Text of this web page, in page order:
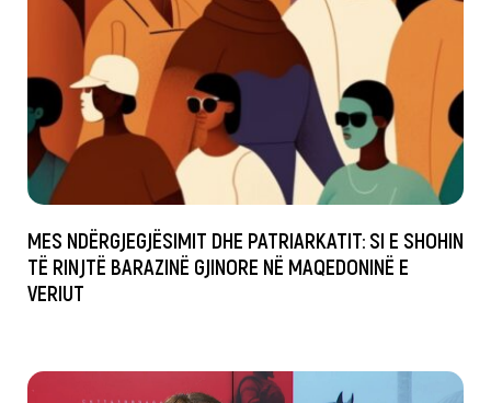
MES NDËRGJEGJËSIMIT DHE PATRIARKATIT: SI E SHOHIN
TË RINJTË BARAZINË GJINORE NË MAQEDONINË E
VERIUT